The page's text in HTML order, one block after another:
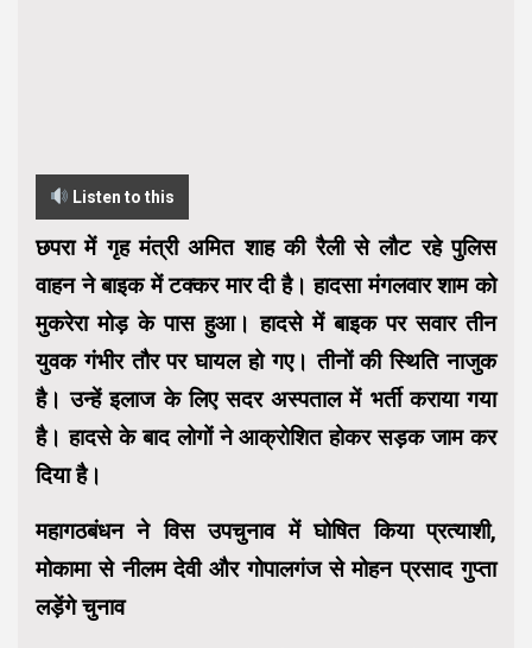
Listen to this
छपरा में गृह मंत्री अमित शाह की रैली से लौट रहे पुलिस
वाहन ने बाइक में टक्कर मार दी है। हादसा मंगलवार शाम को
मुकरेरा मोड़ के पास हुआ। हादसे में बाइक पर सवार तीन
युवक गंभीर तौर पर घायल हो गए। तीनों की स्थिति नाजुक
है। उन्हें इलाज के लिए सदर अस्पताल में भर्ती कराया गया
है। हादसे के बाद लोगों ने आक्रोशित होकर सड़क जाम कर
दिया है।
महागठबंधन ने विस उपचुनाव में घोषित किया प्रत्याशी,
मोकामा से नीलम देवी और गोपालगंज से मोहन प्रसाद गुप्ता
लड़ेंगे चुनाव